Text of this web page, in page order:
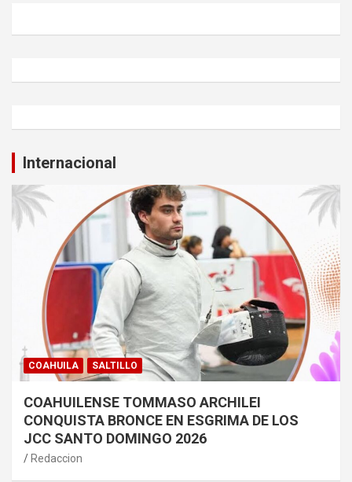
Internacional
COAHUILA SALTILLO
COAHUILENSE TOMMASO ARCHILEI
CONQUISTA BRONCE EN ESGRIMA DE LOS
JCC SANTO DOMINGO 2026
Redaccion